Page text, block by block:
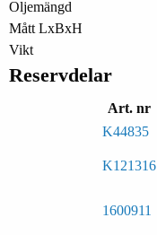
Oljemängd
Mått LxBxH
Vikt
Reservdelar
Art. nr
K44835
K121316
1600911